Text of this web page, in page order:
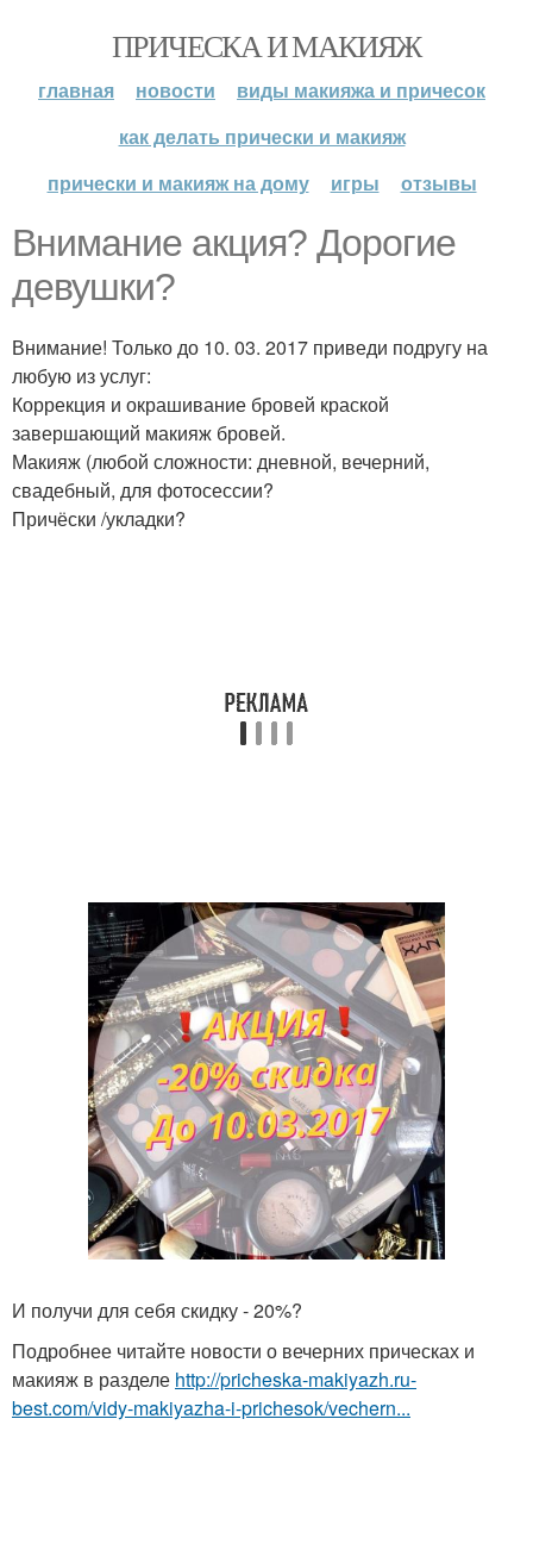
ПРИЧЕСКА И МАКИЯЖ
главная новости
виды макияжа и причесок
как делать прически и макияж
прически и макияж на дому
игры отзывы
Внимание акция? Дорогие
девушки?
Внимание! Только до 10. 03. 2017 приведи подругу на
любую из услуг:
Коррекция и окрашивание бровей краской
завершающий макияж бровей.
Макияж (любой сложности: дневной, вечерний,
свадебный, для фотосессии?
Причёски /укладки?
И получи для себя скидку - 20%?
Подробнее читайте новости о вечерних прическах и
макияж в разделе http://pricheska-makiyazh.ru-
best.com/vidy-makiyazha-i-prichesok/vechern...